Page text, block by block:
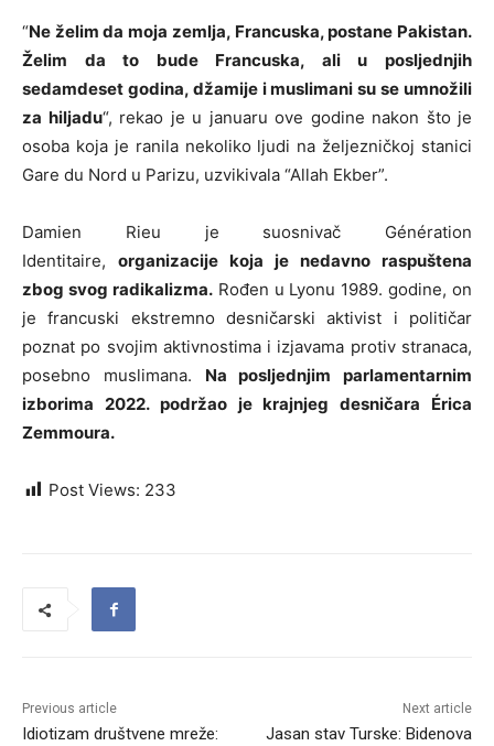
“Ne želim da moja zemlja, Francuska, postane Pakistan.
Želim da to bude Francuska, ali u posljednjih
sedamdeset godina, džamije i muslimani su se umnožili
za hiljadu“, rekao je u januaru ove godine nakon što je
osoba koja je ranila nekoliko ljudi na željezničkoj stanici
Gare du Nord u Parizu, uzvikivala “Allah Ekber”.
Damien Rieu je suosnivač Génération
Identitaire, organizacije koja je nedavno raspuštena
zbog svog radikalizma.Rođen u Lyonu 1989. godine, on
je francuski ekstremno desničarski aktivist i političar
poznat po svojim aktivnostima i izjavama protiv stranaca,
posebno muslimana. Na posljednjim parlamentarnim
izborima 2022. podržao je krajnjeg desničara Érica
Zemmoura.
Post Views: 233
Previous article
Idiotizam društvene mreže:
Next article
Jasan stav Turske: Bidenova